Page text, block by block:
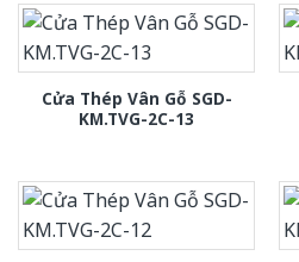
Cửa Thép Vân Gỗ SGD-
KM.TVG-2C-13